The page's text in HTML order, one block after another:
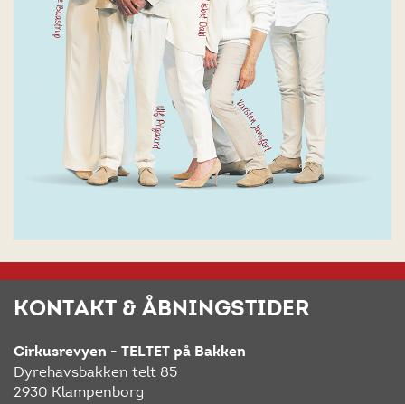
KONTAKT & ÅBNINGSTIDER
Cirkusrevyen - TELTET på Bakken
Dyrehavsbakken telt 85
2930 Klampenborg